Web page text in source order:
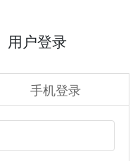
用户登录
手机登录